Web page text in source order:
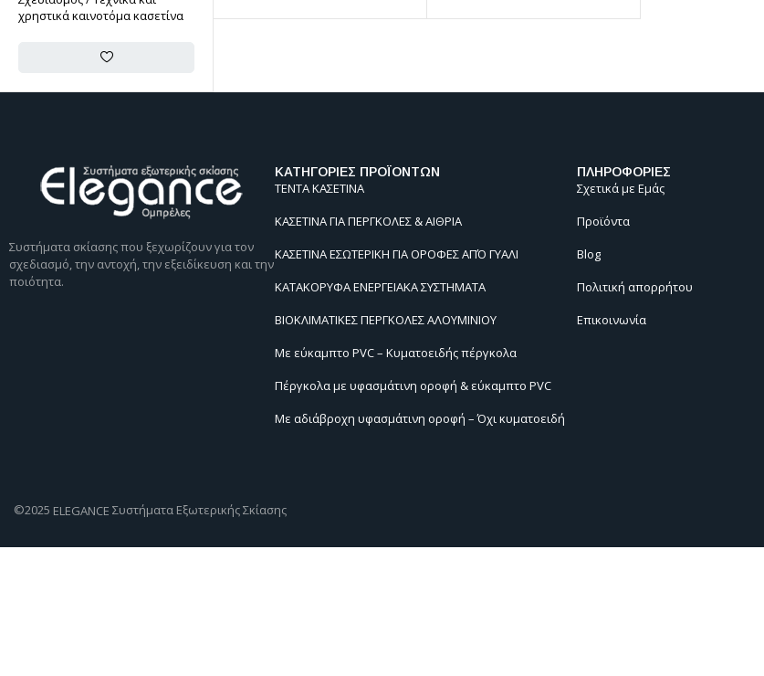
Συστήματα σκίασης που ξεχωρίζουν για τον
σχεδιασμό, την αντοχή, την εξειδίκευση και την
ποιότητα.
ΚΑΤΗΓΟΡΙΕΣ ΠΡΟΪΟΝΤΩΝ
ΤΕΝΤΑ ΚΑΣΕΤΙΝΑ
ΚΑΣΕΤΙΝΑ ΓΙΑ ΠΕΡΓΚΟΛΕΣ & ΑΙΘΡΙΑ
ΚΑΣΕΤΙΝΑ ΕΣΩΤΕΡΙΚΗ ΓΙΑ ΟΡΟΦΕΣ ΑΠΌ ΓΥΑΛΙ
ΚΑΤΑΚΟΡΥΦΑ ΕΝΕΡΓΕΙΑΚΑ ΣΥΣΤΗΜΑΤΑ
ΒΙΟΚΛΙΜΑΤΙΚΕΣ ΠΕΡΓΚΟΛΕΣ ΑΛΟΥΜΙΝΙΟΥ
Με εύκαμπτο PVC – Κυματοειδής πέργκολα
Πέργκολα με υφασμάτινη οροφή & εύκαμπτο PVC
Με αδιάβροχη υφασμάτινη οροφή – Όχι κυματοειδή
ΠΛΗΡΟΦΟΡΙΕΣ
Σχετικά με Εμάς
Προϊόντα
Blog
Πολιτική απορρήτου
Επικοινωνία
©2025 ELEGANCE Συστήματα Εξωτερικής Σκίασης